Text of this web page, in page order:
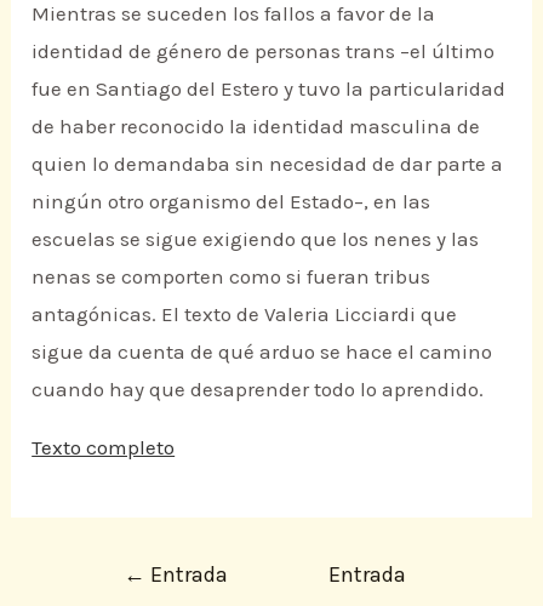
Mientras se suceden los fallos a favor de la
identidad de género de personas trans –el último
fue en Santiago del Estero y tuvo la particularidad
de haber reconocido la identidad masculina de
quien lo demandaba sin necesidad de dar parte a
ningún otro organismo del Estado–, en las
escuelas se sigue exigiendo que los nenes y las
nenas se comporten como si fueran tribus
antagónicas. El texto de Valeria Licciardi que
sigue da cuenta de qué arduo se hace el camino
cuando hay que desaprender todo lo aprendido.
Texto completo
← Entrada
Entrada